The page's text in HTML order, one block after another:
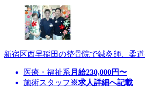
新宿区西早稲田の整骨院で鍼灸師、柔
医療・福祉系 月給230,000円〜
施術スタッフ ※求人詳細へ記載